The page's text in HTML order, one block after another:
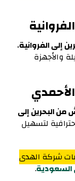
إلى الفروانية،
والأجهزة
البحرين إلى
لتسهيل
شركة الهدى
.